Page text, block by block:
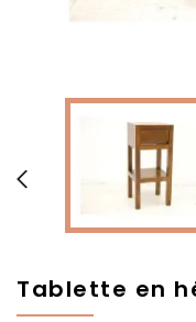

Tablette en